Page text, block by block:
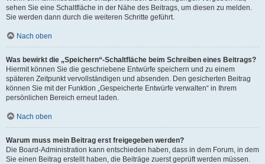
sehen Sie eine Schaltfläche in der Nähe des Beitrags, um diesen zu melden.
Sie werden dann durch die weiteren Schritte geführt.
Nach oben
Was bewirkt die „Speichern“-Schaltfläche beim Schreiben eines Beitrags?
Hiermit können Sie die geschriebene Entwürfe speichern und zu einem
späteren Zeitpunkt vervollständigen und absenden. Den gesicherten Beitrag
können Sie mit der Funktion „Gespeicherte Entwürfe verwalten“ in Ihrem
persönlichen Bereich erneut laden.
Nach oben
Warum muss mein Beitrag erst freigegeben werden?
Die Board-Administration kann entschieden haben, dass in dem Forum, in dem
Sie einen Beitrag erstellt haben, die Beiträge zuerst geprüft werden müssen.